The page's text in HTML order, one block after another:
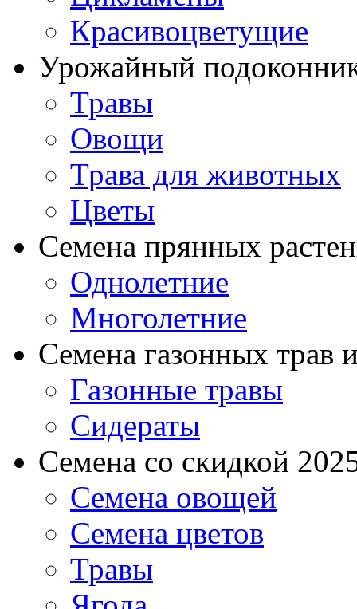
Красивоцветущие
Урожайный
Травы
Овощи
Трава для животных
Цветы
Семена прянных
Однолетние
Многолетние
Семена газонных трав
Газонные травы
Сидераты
Семена со скидкой
Семена овощей
Семена цветов
Травы